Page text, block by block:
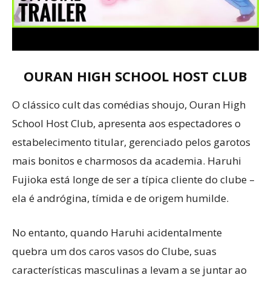
OURAN HIGH SCHOOL HOST CLUB
O clássico cult das comédias shoujo, Ouran High
School Host Club, apresenta aos espectadores o
estabelecimento titular, gerenciado pelos garotos
mais bonitos e charmosos da academia. Haruhi
Fujioka está longe de ser a típica cliente do clube –
ela é andrógina, tímida e de origem humilde.
No entanto, quando Haruhi acidentalmente
quebra um dos caros vasos do Clube, suas
características masculinas a levam a se juntar ao